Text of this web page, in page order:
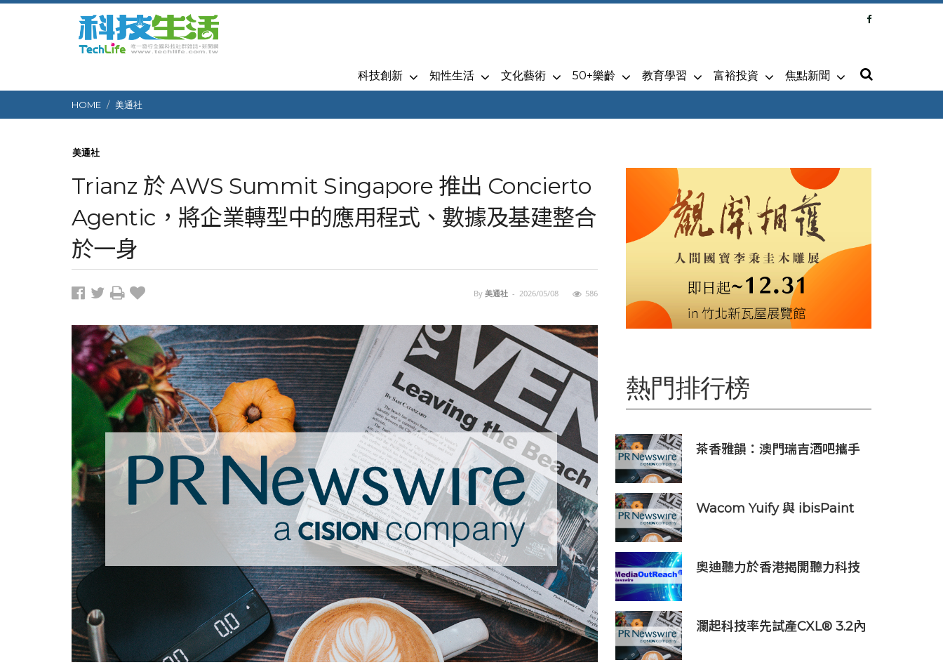
科技創新 知性生活 文化藝術 50+樂齡 教育學習 富裕投資 焦點新聞
HOME 美通社
美通社
Trianz 於 AWS Summit Singapore 推出 Concierto
Agentic，將企業轉型中的應用程式、數據及基建整合
於一身
By 美通社 - 2026/05/08 586
熱門排行榜
茶香雅韻：澳門瑞吉酒吧攜手
Wacom Yuify 與 ibisPaint
奧迪聽力於香港揭開聽力科技
專屬 Oticon Play SI 助聽器
瀾起科技率先試產CXL® 3.2內